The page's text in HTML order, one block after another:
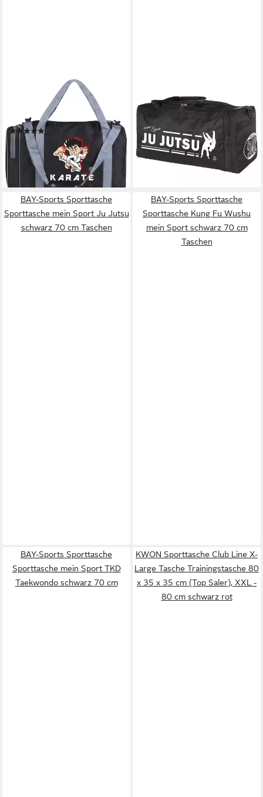
Sporttasche Sporttasche für
Kinder Karate schwarz/grau
50 cm
24,90 €
lieferbar - in 4-5 Werktagen bei dir
Jutsu Trainingstasche
schwarz 70 cm Taschen Ju-
Jutsu (Stück), auffälliger und
aufwendigen Druck, Erklärung
Ihrer Leidenschaft
39,99 € 45,99 €
-13%
lieferbar - in 2-3 Werktagen bei dir
BAY-Sports Sporttasche
Sporttasche mein Sport Ju Jutsu
schwarz 70 cm Taschen
BAY-Sports Sporttasche
Sporttasche Kung Fu Wushu
mein Sport schwarz 70 cm
Taschen
BAY-Sports Sporttasche
Sporttasche mein Sport TKD
Taekwondo schwarz 70 cm
KWON Sporttasche Club Line X-
Large Tasche Trainingstasche 80
x 35 x 35 cm (Top Saler), XXL -
80 cm schwarz rot